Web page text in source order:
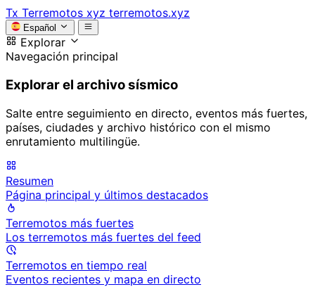
Tx Terremotos xyz terremotos.xyz
Español
Explorar
Navegación principal
Explorar el archivo sísmico
Salte entre seguimiento en directo, eventos más fuertes,
países, ciudades y archivo histórico con el mismo
enrutamiento multilingüe.
Resumen
Página principal y últimos destacados
Terremotos más fuertes
Los terremotos más fuertes del feed
Terremotos en tiempo real
Eventos recientes y mapa en directo